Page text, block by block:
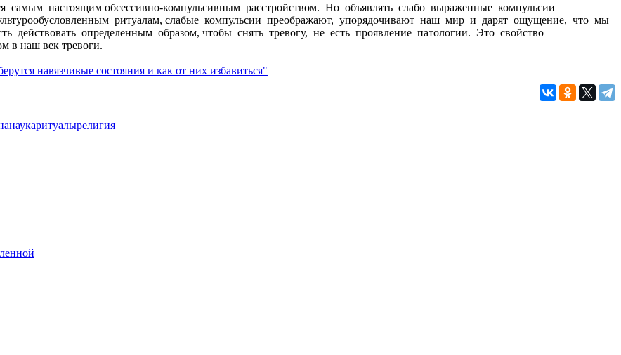
самым настоящим обсессивно-компульсивным расстройством. Но объявлять слабо выраженные компульсии
ритуалам, слабые компульсии преображают, упорядочивают наш мир и дарят ощущение, что мы
действовать определенным образом, чтобы снять тревогу, не есть проявление патологии. Это свойство
в наш век тревоги.
навязчивые состояния и как от них избавиться"
наукаритуалырелигия